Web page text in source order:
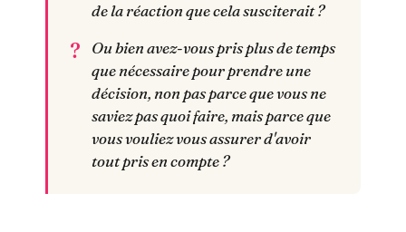
de la réaction que cela susciterait ?
Ou bien avez-vous pris plus de temps
que nécessaire pour prendre une
décision, non pas parce que vous ne
saviez pas quoi faire, mais parce que
vous vouliez vous assurer d'avoir
tout pris en compte ?